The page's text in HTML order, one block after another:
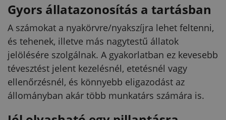
Gyors állatazonosítás a tartásban
A számokat a nyakörvre/nyakszíjra lehet feltenni,
és tehenek, illetve más nagytestű állatok
jelölésére szolgálnak. A gyakorlatban ez kevesebb
tévesztést jelent kezelésnél, etetésnél vagy
ellenőrzésnél, és könnyebb eligazodást az
állományban akár több munkatárs számára is.